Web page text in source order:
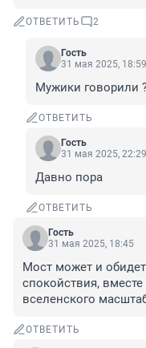
ОТВЕТИТЬ 2
Гость
31 мая 2025, 18:59
Мужики говорили
ОТВЕТИТЬ
Гость
31 мая 2025, 22:29
Давно пора
ОТВЕТИТЬ
Гость
31 мая 2025, 18:45
Мост может и
спокойствия,
вселенского
ОТВЕТИТЬ